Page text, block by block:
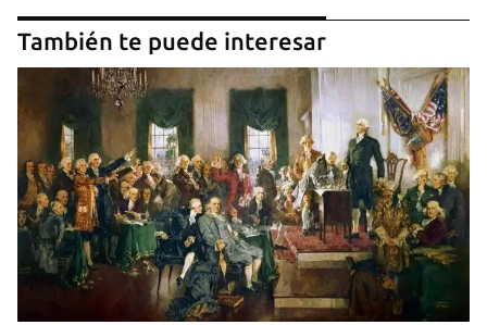
También te puede interesar